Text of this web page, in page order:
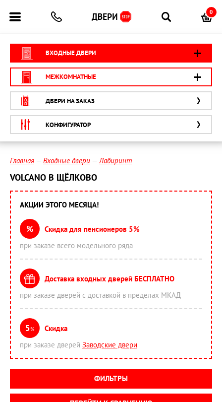
0
ВХОДНЫЕ ДВЕРИ
МЕЖКОМНАТНЫЕ
ДВЕРИ НА ЗАКАЗ
КОНФИГУРАТОР
Главная Входные двери Лабиринт
VOLCANO В ЩЁЛКОВО
АКЦИИ ЭТОГО МЕСЯЦА!
%
Скидка для пенсионеров 5%
при заказе всего модельного ряда
Доставка входных дверей БЕСПЛАТНО
при заказе дверей с доставкой в пределах МКАД
5%
Скидка
при заказе дверей Заводские двери
ФИЛЬТРЫ